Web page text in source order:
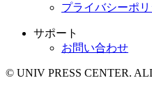
プライバシーポ
サポート
お問い合わせ
© UNIV PRESS CENTER.